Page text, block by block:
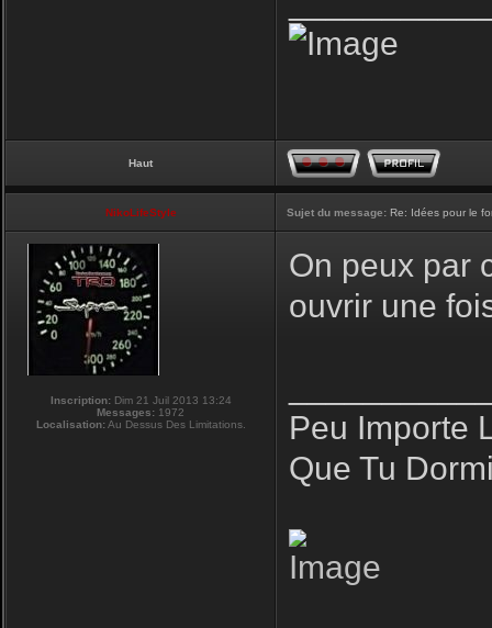
Haut
NikoLifeStyle Sujet du message: Re: Idées pour le
Inscription:Dim 21 Juil 2013 13:24
Messages: 1972
Localisation:Au Dessus Des Limitations.
On peux par
ouvrir une
Peu Importe
Que Tu